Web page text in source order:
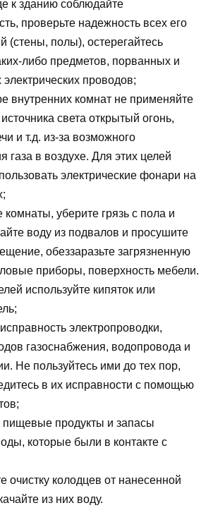
к зданию соблюдайте
проверьте надежность всех его
(стены, полы), остерегайтесь
либо предметов, порванных и
проводов;
внутренних комнат не применяйте
света открытый огонь,
и т.д. из-за возможного
газа в воздухе. Для этих целей
электрические фонари на
комнаты, уберите грязь с пола и
воду из подвалов и просушите
обеззаразьте загрязненную
приборы, поверхность мебели.
используйте кипяток или
электропроводки,
газоснабжения, водопровода и
Не пользуйтесь ими до тех пор,
в их исправности с помощью
пищевые продукты и запасы
которые были в контакте с
очистку колодцев от нанесенной
из них воду.